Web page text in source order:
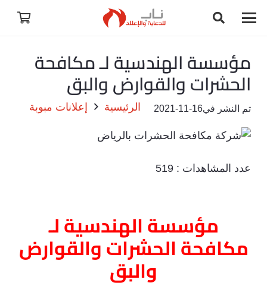
مؤسسة الهندسية لـ مكافحة
الحشرات والقوارض والبق
تم النشر في2021-11-16 الرئيسية إعلانات مبوبة
عدد المشاهدات : 519
مؤسسة الهندسية لـ
مكافحة الحشرات والقوارض
والبق